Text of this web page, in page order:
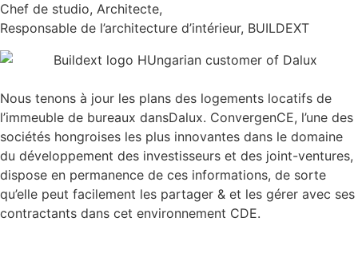
Chef de studio, Architecte,
Responsable de l’architecture d’intérieur, BUILDEXT
Nous tenons à jour les plans des logements locatifs de
l’immeuble de bureaux dansDalux. ConvergenCE, l’une des
sociétés hongroises les plus innovantes dans le domaine
du développement des investisseurs et des joint-ventures,
dispose en permanence de ces informations, de sorte
qu’elle peut facilement les partager & et les gérer avec ses
contractants dans cet environnement CDE.